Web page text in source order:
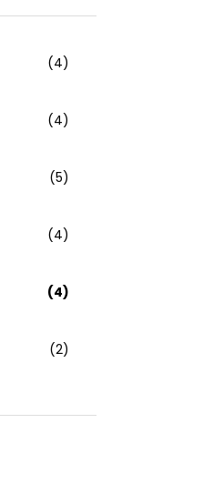
(4)
(4)
(5)
(4)
(4)
(2)